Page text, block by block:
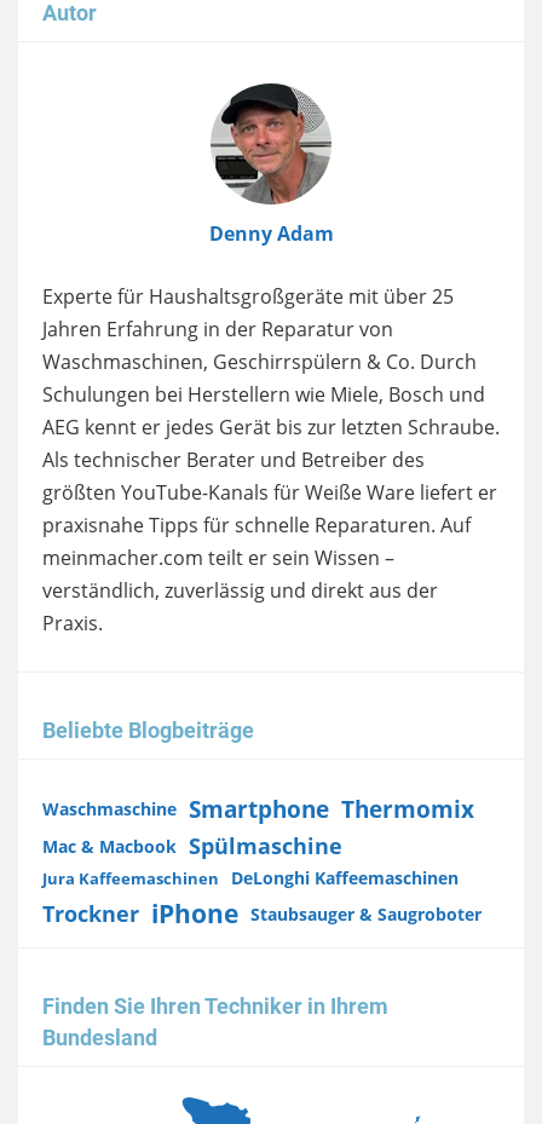
Autor
Denny Adam
Experte für Haushaltsgroßgeräte mit über 25
Jahren Erfahrung in der Reparatur von
Waschmaschinen, Geschirrspülern & Co. Durch
Schulungen bei Herstellern wie Miele, Bosch und
AEG kennt er jedes Gerät bis zur letzten Schraube.
Als technischer Berater und Betreiber des
größten YouTube-Kanals für Weiße Ware liefert er
praxisnahe Tipps für schnelle Reparaturen. Auf
meinmacher.com teilt er sein Wissen –
verständlich, zuverlässig und direkt aus der
Praxis.
Beliebte Blogbeiträge
Waschmaschine Smartphone Thermomix
Mac & Macbook Spülmaschine
Jura Kaffeemaschinen DeLonghi Kaffeemaschinen
Trockner iPhone Staubsauger & Saugroboter
Finden Sie Ihren Techniker in Ihrem
Bundesland